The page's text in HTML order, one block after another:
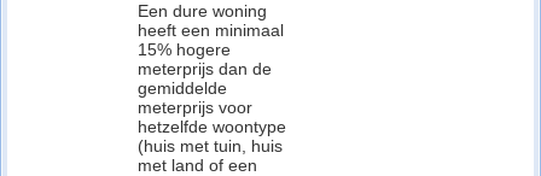
Een dure woning
heeft een minimaal
15% hogere
meterprijs dan de
gemiddelde
meterprijs voor
hetzelfde woontype
(huis met tuin, huis
met land of een